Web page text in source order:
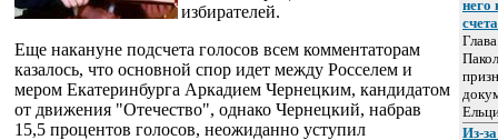
избирателей.
Еще накануне подсчета голосов всем комментаторам
казалось, что основной спор идет между Росселем и
мером Екатеринбурга Аркадием Чернецким, кандидатом
от движения "Отечество", однако Чернецкий, набрав
15,5 процентов голосов, неожиданно уступил
него
Из-